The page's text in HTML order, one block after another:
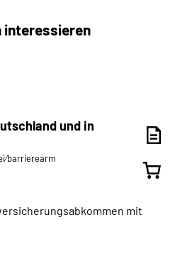
interessieren
und in
mit